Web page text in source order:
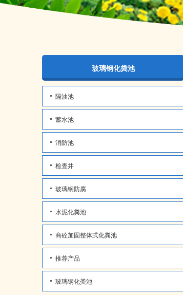
玻璃钢化粪池
隔油池
蓄水池
消防池
检查井
玻璃钢防腐
水泥化粪池
商砼加固整体式化粪池
推荐产品
玻璃钢化粪池